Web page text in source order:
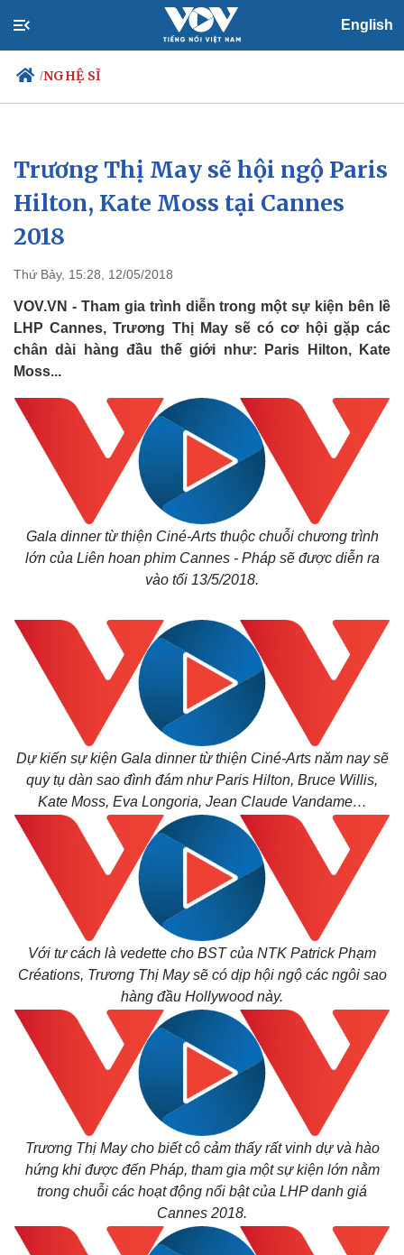
English
/NGHỆ SĨ
Chính trị
Đảng
Tổ chức nhân sự
Quốc hội
Xã hội
Tin 24h
Dự báo thời tiết
Thế giới
Quan sát
Cuộc sống đó đây
Multimedia
Video
E-Magazine
Infographic
Trương Thị May sẽ hội ngộ Paris
Hilton, Kate Moss tại Cannes
2018
Thứ Bảy, 15:28, 12/05/2018
VOV.VN - Tham gia trình diễn trong một sự kiện bên lề
LHP Cannes, Trương Thị May sẽ có cơ hội gặp các
chân dài hàng đầu thế giới như: Paris Hilton, Kate
Moss...
Gala dinner từ thiện Ciné-Arts thuộc chuỗi chương trình
lớn của Liên hoan phim Cannes - Pháp sẽ được diễn ra
vào tối 13/5/2018.
Dự kiến sự kiện Gala dinner từ thiện Ciné-Arts năm nay sẽ
quy tụ dàn sao đình đám như Paris Hilton, Bruce Willis,
Kate Moss, Eva Longoria, Jean Claude Vandame…
Với tư cách là vedette cho BST của NTK Patrick Phạm
Créations, Trương Thị May sẽ có dịp hội ngộ các ngôi sao
hàng đầu Hollywood này.
Trương Thị May cho biết cô cảm thấy rất vinh dự và hào
hứng khi được đến Pháp, tham gia một sự kiện lớn nằm
trong chuỗi các hoạt động nổi bật của LHP danh giá
Cannes 2018.